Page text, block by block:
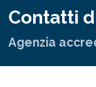
Contatti
Agenzia